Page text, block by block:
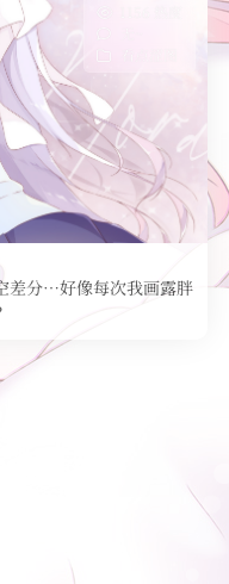
差分…好像每次我画露胖